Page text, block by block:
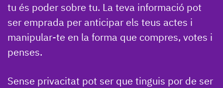
tu és poder sobre tu. La teva informació pot
ser emprada per anticipar els teus actes i
manipular-te en la forma que compres, votes i
penses.
Sense privacitat pot ser que tinguis por de ser